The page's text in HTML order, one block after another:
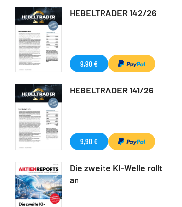
HEBELTRADER 142/26
9,90 €
HEBELTRADER 141/26
9,90 €
Die zweite KI-Welle rollt
an